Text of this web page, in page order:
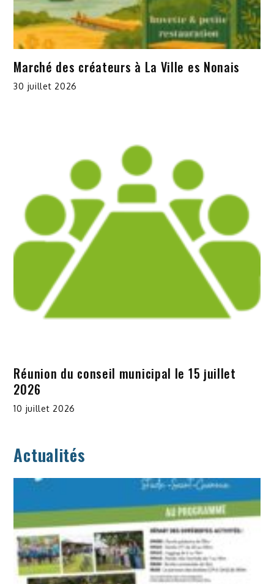
Marché des créateurs à La Ville es Nonais
30 juillet 2026
Réunion du conseil municipal le 15 juillet
2026
10 juillet 2026
Actualités